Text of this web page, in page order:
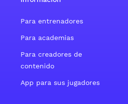
Para entrenadores
Para academias
Para creadores de
contenido
App para sus jugadores